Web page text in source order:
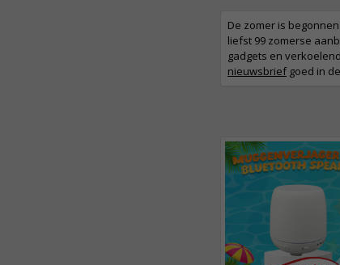
De zomer is
liefst 99 zomerse
gadgets en
nieuwsbriefgoed in